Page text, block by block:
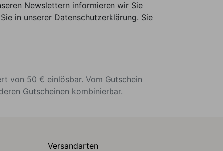
Newslettern informieren wir Sie
in unserer Datenschutzerklärung. Sie
von 50 € einlösbar. Vom Gutschein
Gutscheinen kombinierbar.
Versandarten